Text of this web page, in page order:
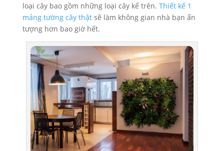
loại cây bao gồm những loại cây kể trên. Thiết kế 1
mảng tường cây thậtsẽ làm không gian nhà bạn ấn
tượng hơn bao giờ hết.